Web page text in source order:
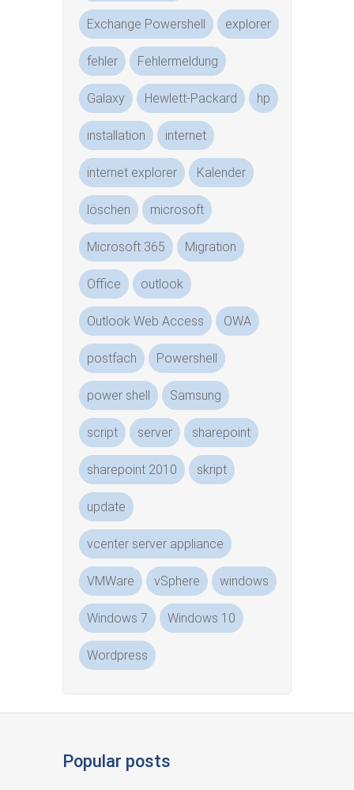
Exchange Powershell explorer
fehler Fehlermeldung
Galaxy Hewlett-Packard hp
installation internet
internet explorer Kalender
löschen microsoft
Microsoft 365 Migration
Office outlook
Outlook Web Access OWA
postfach Powershell
power shell Samsung
script server sharepoint
sharepoint 2010 skript
update
vcenter server appliance
VMWare vSphere windows
Windows 7 Windows 10
Wordpress
Popular posts